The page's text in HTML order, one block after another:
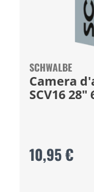
SCHWALBE
Camera
SCV16 28"
10,95 €